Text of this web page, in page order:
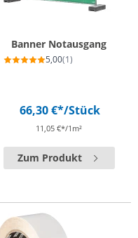
Banner Notausgang
5,00(1)
66,30 €*/Stück
11,05 €*/1m²
Zum Produkt